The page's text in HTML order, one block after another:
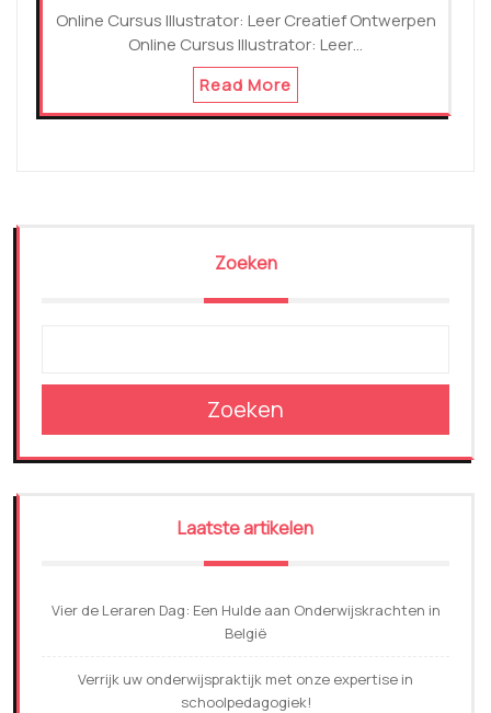
Online Cursus Illustrator: Leer Creatief Ontwerpen
Online Cursus Illustrator: Leer…
Read More
Zoeken
Zoeken
Laatste artikelen
Vier de Leraren Dag: Een Hulde aan Onderwijskrachten in
België
Verrijk uw onderwijspraktijk met onze expertise in
schoolpedagogiek!